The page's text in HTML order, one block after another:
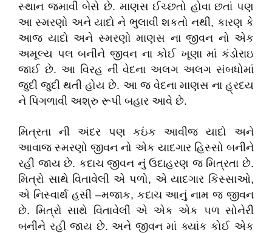
સ્થાન જમાવી બેસે છે. માણસ ઈચ્છતો હોવા છતાં પણ
આ સ્મરણો અને યાદો ને ભુલાવી શકતો નથી, કારણ કે
આજ યાદો અને સ્મરણો માણસ ના જીવન નો એક
અમૂલ્ય પલ બનીને જીવન ના કોઈ ખૂણા માં કંડોરાઇ
જાઈ છે. આ વિરહ ની વેદના અલગ અલગ સંબધોમાં
જુદી જુદી થતી હોય છે. આ જ વેદના માણસ ના હ્રદય
ને પિગળાવી અશ્રુ રૂપી બહાર આવે છે.
મિત્રતા ની અંદર પણ કઇંક આવીજ યાદો અને
આવાજ સ્મરણો જીવન નો એક યાદગાર હિસ્સો બનીને
રહી જાય છે. કદાચ જીવન નું ઉદાહરણ જ મિત્રતા છે.
મિત્રો સાથે વિતાવેલી એ પળો, એ યાદગાર કિસ્સાઓ,
એ નિસ્વાર્થ હસી –મજાક, કદાચ આનું નામ જ જીવન
છે. મિત્રો સાથે વિતાવેલી એ એક એક પળ સોનેરી
બનીને રહી જાય છે. અને જીવન માં ક્યાંક કોઈ એક